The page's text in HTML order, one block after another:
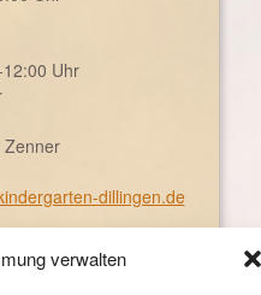
verwalten
Uhr
Zenner
dillingen.de